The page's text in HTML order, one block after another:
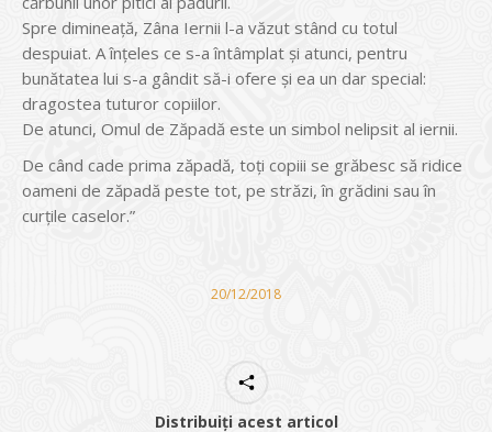
Spre dimineață, Zâna Iernii l-a văzut stând cu totul
despuiat. A înțeles ce s-a întâmplat și atunci, pentru
bunătatea lui s-a gândit să-i ofere și ea un dar special:
dragostea tuturor copiilor.
De atunci, Omul de Zăpadă este un simbol nelipsit al iernii.
De când cade prima zăpadă, toți copiii se grăbesc să ridice
oameni de zăpadă peste tot, pe străzi, în grădini sau în
curțile caselor.”
20/12/2018
Distribuiți acest articol